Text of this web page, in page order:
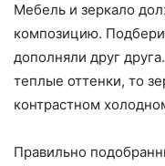
Мебель и зеркало
композицию.
дополняли друг
теплые оттенки, то
контрастном
Правильно